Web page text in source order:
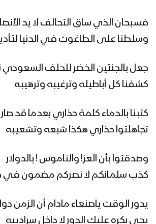
زامل مغازي الليل – عيسى الليث
زامل صدق الوعود | عيسى الليث
زامل شيعة الكرار – عيسى الليث
زامل رجال الأمن | عيسى الليث –
فسبحان الذي ساق التحالف لا يد
وسلطنا على الطاغوت في الدنيا
جعل بالجنتين الخضر للحلف السعودي
كشفنا كل أباطيله وترغيبه وترهيبه
كتبنا بالدماء كلمة حذاري بعدما قد صار
تجاهلتوا حذاري هكذا شبعه وتشعيبه
وصدقتوا بأن العز! والناموس ! بالدولار
كذب سلمانكم لا نصركم مضمون في
يدور الوقت ياصنعاء مادام أن الزمن
يجي بكره عليك الدور لا داخل سراديبه